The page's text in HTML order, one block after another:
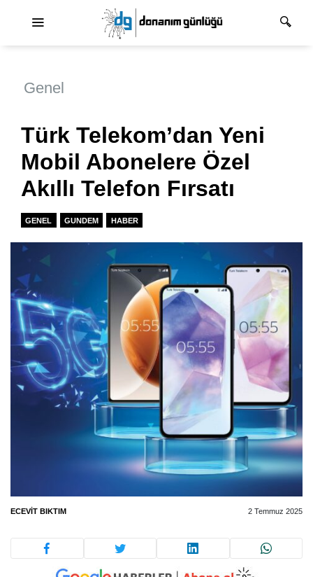
Genel
Türk Telekom’dan Yeni
Mobil Abonelere Özel
Akıllı Telefon Fırsatı
GENEL GUNDEM HABER
ECEVIT BIKTIM 2 Temmuz 2025